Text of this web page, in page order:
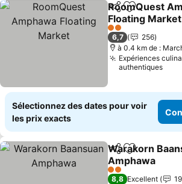
PartagerAjouter à
RoomQuest
Floating Market
Consulter les prix
2 Étoiles
6,7
256
à 0.4 km de :
Expériences
authentiques
Sélectionnez des dates pour voir
les prix exacts
PartagerAjouter à
Warakorn
Amphawa
Consulter les
2 Étoiles
8,8 Excellent